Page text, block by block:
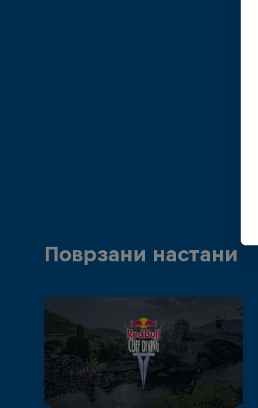
Поврзани настани